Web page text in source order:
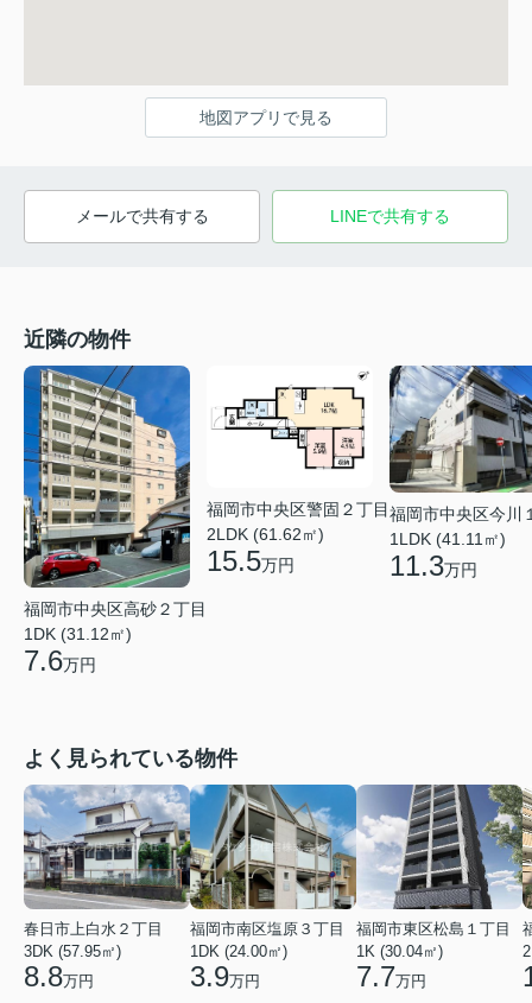
地図アプリで見る
メールで共有する LINEで共有する
近隣の物件
福岡市中央区高砂２丁目
1DK (31.12㎡)
7.6万円
福岡市中央区警固２丁目
2LDK (61.62㎡)
15.5万円
福岡市中央区今川
1LDK (41.11㎡)
11.3万円
よく見られている物件
春日市上白水２丁目
3DK (57.95㎡)
8.8万円
福岡市南区塩原３丁目
1DK (24.00㎡)
3.9万円
福岡市東区松島１丁目
1K (30.04㎡)
7.7万円